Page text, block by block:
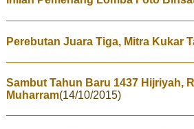
Perebutan Juara Tiga, Mitra Kukar
Sambut Tahun Baru 1437 Hijriyah,
Muharram(14/10/2015)